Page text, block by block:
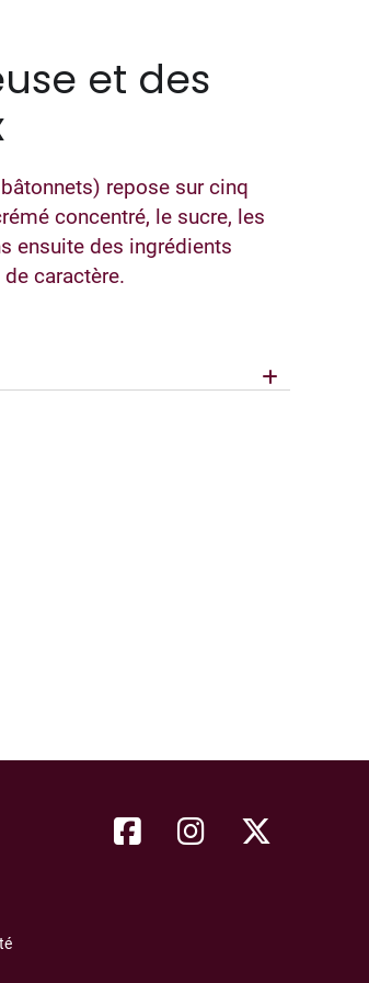
et des
repose sur cinq
concentré, le sucre, les
ensuite des ingrédients
caractère.